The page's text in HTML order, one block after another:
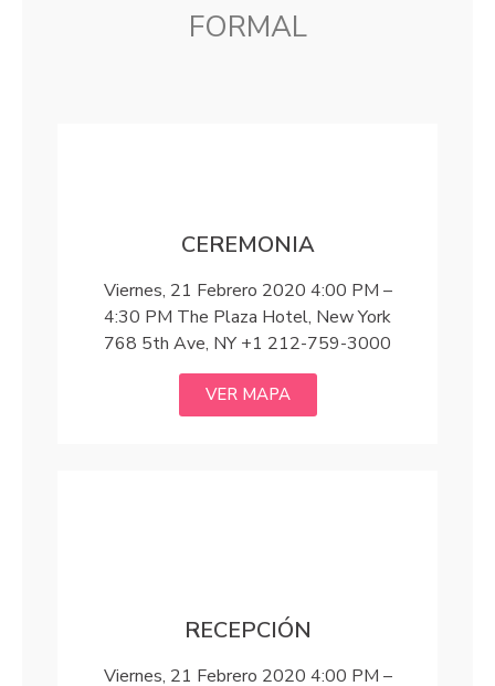
FORMAL
CEREMONIA
Viernes, 21 Febrero 2020 4:00 PM –
4:30 PM The Plaza Hotel, New York
768 5th Ave, NY +1 212-759-3000
VER MAPA
RECEPCIÓN
Viernes, 21 Febrero 2020 4:00 PM –